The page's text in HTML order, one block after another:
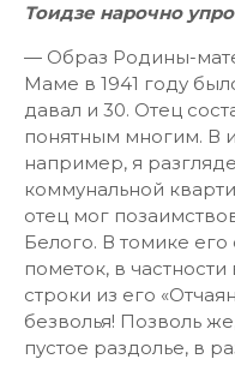
Тоидзе нарочно
— Образ Родины-
Маме в 1941 году
давал и 30. Отец
понятным многим. В
например, я
коммунальной
отец мог
Белого. В томике
пометок, в
строки из его
безволья! Позволь
пустое раздолье, в